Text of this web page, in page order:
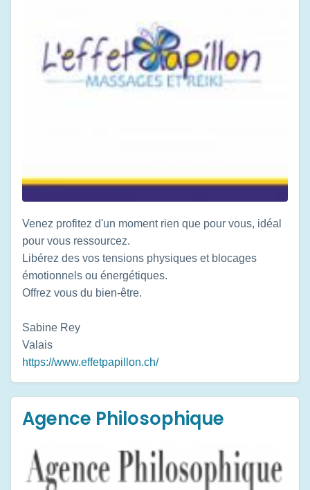
Venez profitez d'un moment rien que pour vous, idéal
pour vous ressourcez.
Libérez des vos tensions physiques et blocages
émotionnels ou énergétiques.
Offrez vous du bien-être.
Sabine Rey
Valais
https://www.effetpapillon.ch/
Agence Philosophique